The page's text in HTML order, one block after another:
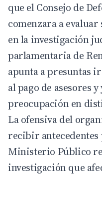
que el Consejo de
comenzara a
en la investigación
parlamentaria de
apunta a presuntas
al pago de asesores
preocupación en
La ofensiva del
recibir
Ministerio Público
investigación que